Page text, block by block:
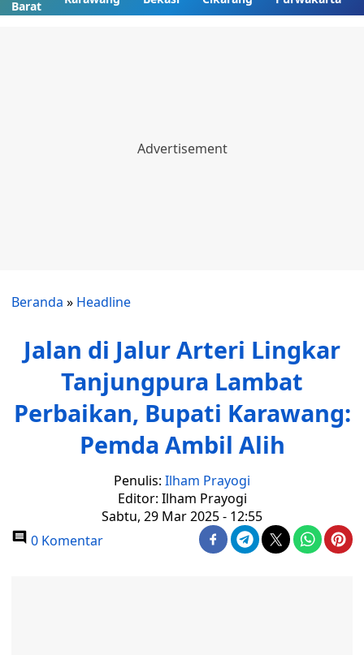
Barat
Beranda » Headline
Jalan di Jalur Arteri Lingkar
Tanjungpura Lambat
Perbaikan, Bupati Karawang:
Pemda Ambil Alih
Penulis: Ilham Prayogi
Editor: Ilham Prayogi
Sabtu, 29 Mar 2025 - 12:55
0 Komentar